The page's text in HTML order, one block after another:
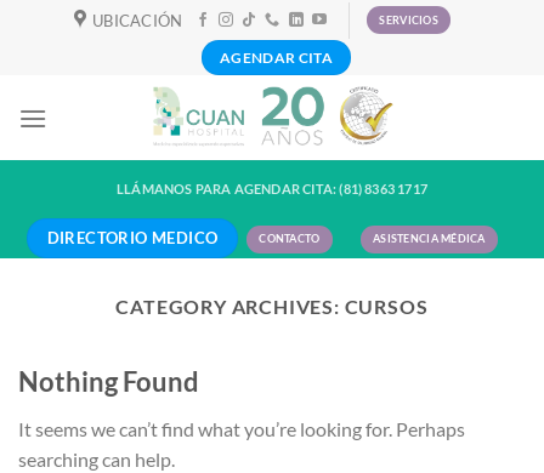
UBICACIÓN SERVICIOS
AGENDAR CITA
LLÁMANOS PARA AGENDAR CITA: (81) 8363 1717
DIRECTORIO MEDICO CONTACTO ASISTENCIA MÉDICA
CATEGORY ARCHIVES: CURSOS
Nothing Found
It seems we can’t find what you’re looking for. Perhaps
searching can help.